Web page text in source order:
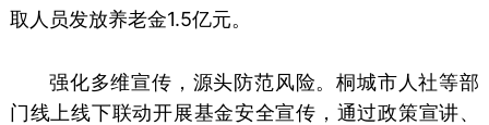
取人员发放养老金1.5亿元。
强化多维宣传，源头防范风险。桐城市人社等部
门线上线下联动开展基金安全宣传，通过政策宣讲、